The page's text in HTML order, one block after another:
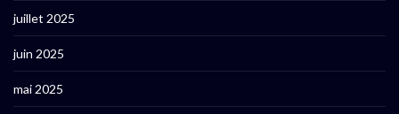
juillet 2025
juin 2025
mai 2025